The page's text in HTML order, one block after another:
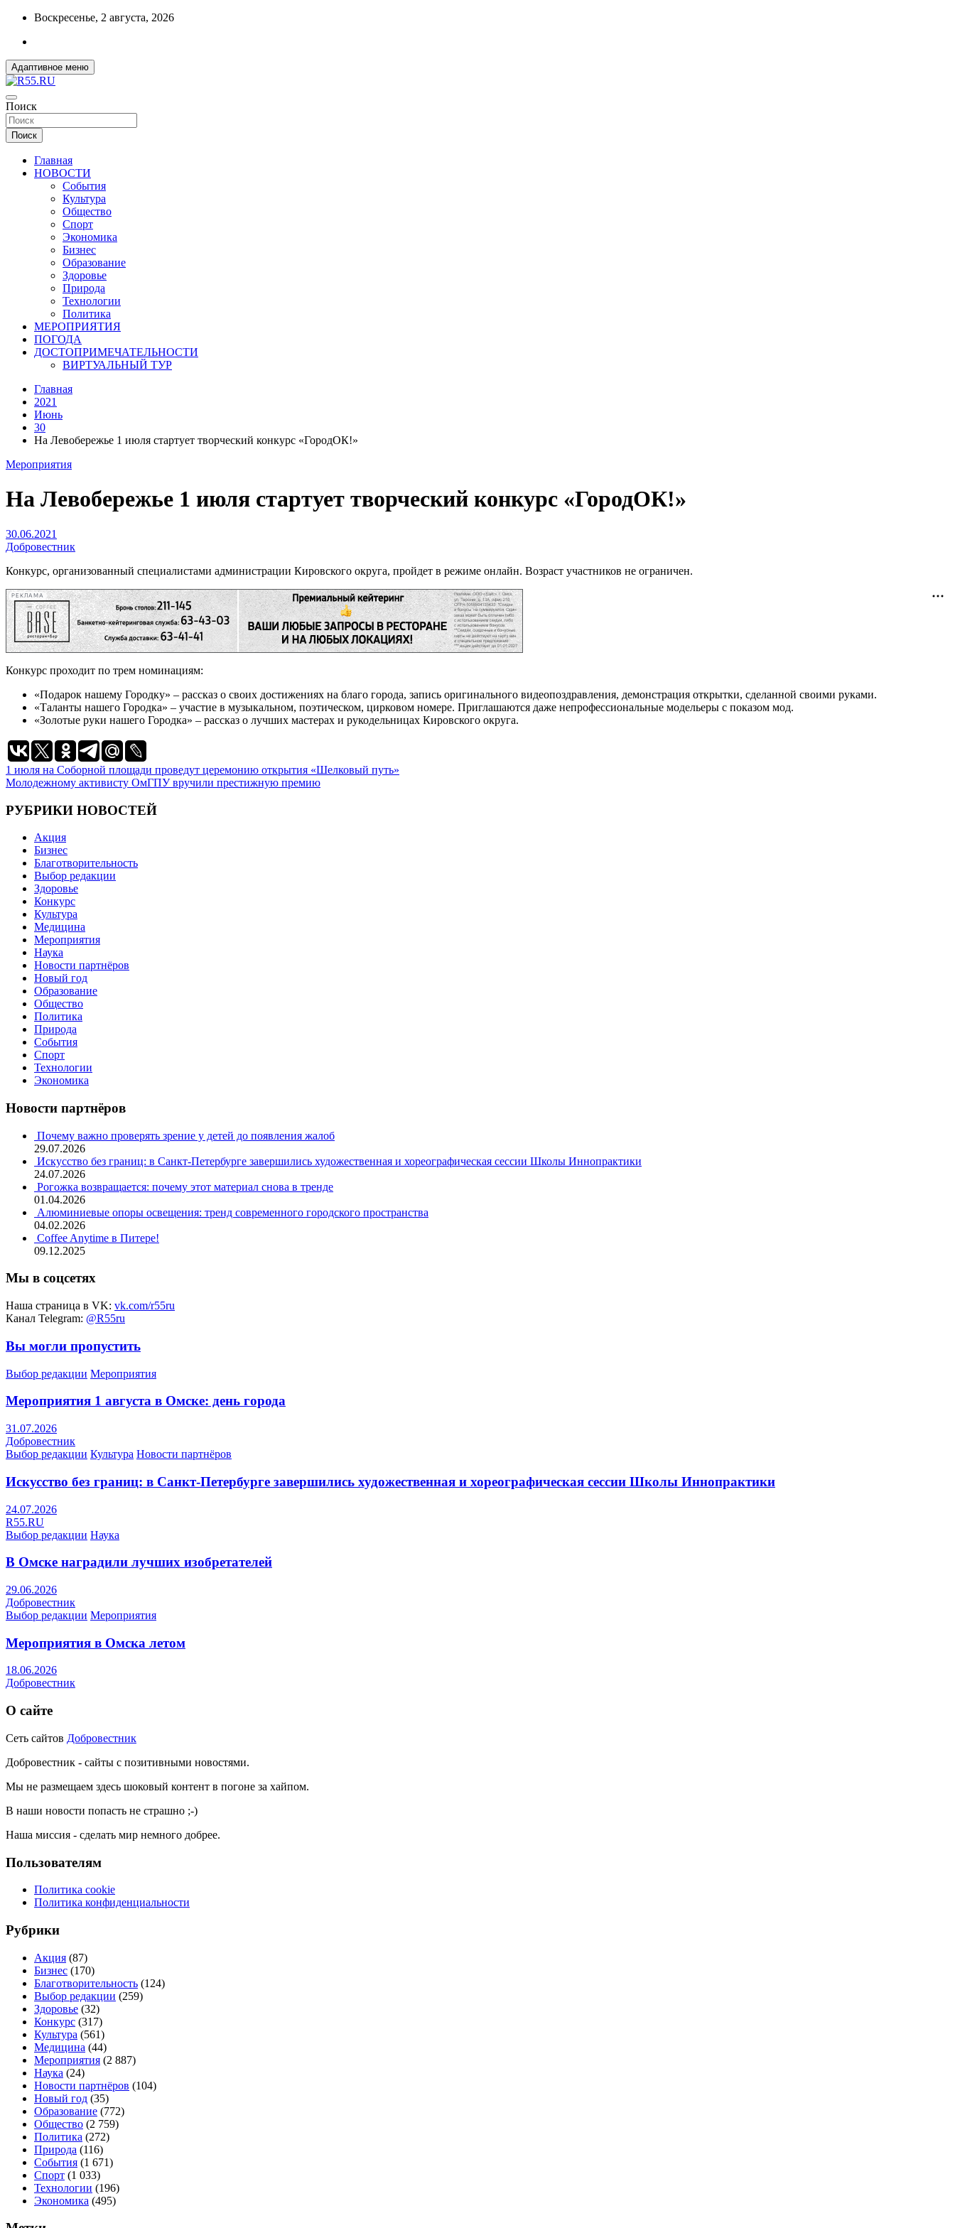
Перейти
содержимому
Воскресенье, 2 августа, 2026
Адаптивное меню
R55.RU
ДОБРЫЕ ВЕСТИ ИЗ ОМСКА
Поиск
Поиск
Главная
НОВОСТИ
События
Культура
Общество
Спорт
Экономика
Бизнес
Образование
Здоровье
Природа
Технологии
Политика
МЕРОПРИЯТИЯ
ПОГОДА
ДОСТОПРИМЕЧАТЕЛЬНОСТИ
ВИРТУАЛЬНЫЙ ТУР
Главная
2021
Июнь
30
На Левобережье 1 июля стартует творческий конкурс «ГородОК!»
Мероприятия
На Левобережье 1 июля стартует творческий конкурс «ГородОК!»
30.06.2021
Добровестник
Конкурс, организованный специалистами администрации Кировского округа, пройдет в режиме онлайн. Возраст участников не ограничен.
РЕКЛАМА
Конкурс проходит по трем номинациям:
«Подарок нашему Городку» – рассказ о своих достижениях на благо города, запись оригинального видеопоздравления, демонстрация открытки, сделанной своими руками.
«Таланты нашего Городка» – участие в музыкальном, поэтическом, цирковом номере. Приглашаются даже непрофессиональные модельеры с показом мод.
«Золотые руки нашего Городка» – рассказ о лучших мастерах и рукодельницах Кировского округа.
Навигация
по
записям
1 июля на Соборной площади проведут церемонию открытия «Шелковый путь»
Молодежному активисту ОмГПУ вручили престижную премию
РУБРИКИ НОВОСТЕЙ
Акция
Бизнес
Благотворительность
Выбор редакции
Здоровье
Конкурс
Культура
Медицина
Мероприятия
Наука
Новости партнёров
Новый год
Образование
Общество
Политика
Природа
События
Спорт
Технологии
Экономика
Новости партнёров
Почему важно проверять зрение у детей до появления жалоб
29.07.2026
Искусство без границ: в Санкт-Петербурге завершились художественная и хореографическая сессии Школы Иннопрактики
24.07.2026
Рогожка возвращается: почему этот материал снова в тренде
01.04.2026
Алюминиевые опоры освещения: тренд современного городского пространства
04.02.2026
Coffee Anytime в Питере!
09.12.2025
Мы в соцсетях
Наша страница в VK: vk.com/r55ru
Канал Telegram: @R55ru
Вы могли пропустить
Выбор редакции Мероприятия
Мероприятия 1 августа в Омске: день города
31.07.2026
Добровестник
Выбор редакции Культура Новости партнёров
Искусство без границ: в Санкт-Петербурге завершились художественная и хореографическая сессии Школы Иннопрактики
24.07.2026
R55.RU
Выбор редакции Наука
В Омске наградили лучших изобретателей
29.06.2026
Добровестник
Выбор редакции Мероприятия
Мероприятия в Омска летом
18.06.2026
Добровестник
О сайте
Сеть сайтов Добровестник
Добровестник - сайты с позитивными новостями.
Мы не размещаем здесь шоковый контент в погоне за хайпом.
В наши новости попасть не страшно ;-)
Наша миссия - сделать мир немного добрее.
Пользователям
Политика cookie
Политика конфиденциальности
Рубрики
Акция (87)
Бизнес (170)
Благотворительность (124)
Выбор редакции (259)
Здоровье (32)
Конкурс (317)
Культура (561)
Медицина (44)
Мероприятия (2 887)
Наука (24)
Новости партнёров (104)
Новый год (35)
Образование (772)
Общество (2 759)
Политика (272)
Природа (116)
События (1 671)
Спорт (1 033)
Технологии (196)
Экономика (495)